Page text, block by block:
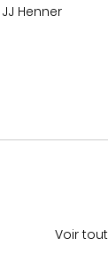
Henner
Voir tout